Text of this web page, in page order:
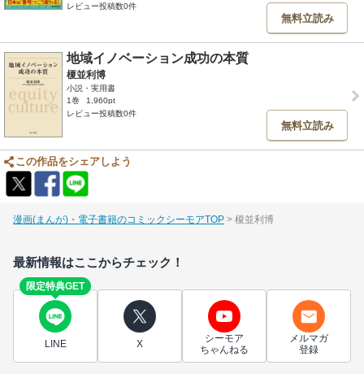
レビュー投稿数0件
無料立読み
地域イノベーション成功の本質
榎並利博
小説・実用書
1巻
1,960pt
レビュー投稿数0件
無料立読み
この作品をシェアしよう
漫画(まんが)・電子書籍のコミックシーモアTOP 榎並利博
最新情報はここからチェック！
限定特典GET
LINE X
シーモア
ちゃんねる
メルマガ
登録